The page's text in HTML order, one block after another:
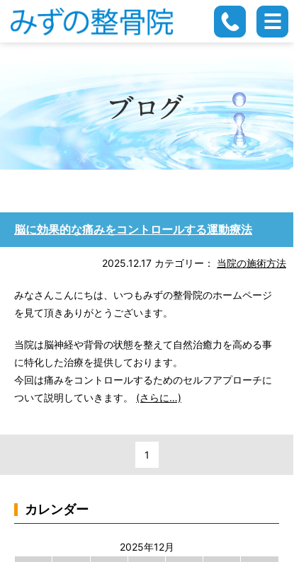
脳に効果的な痛みをコントロールする運動療法
2025.12.17 カテゴリー： 当院の施術方法
みなさんこんにちは、いつもみずの整骨院のホームページ
を見て頂きありがとうございます。
当院は脳神経や背骨の状態を整えて自然治癒力を高める事
に特化した治療を提供しております。
今回は痛みをコントロールするためのセルフアプローチに
ついて説明していきます。 (さらに…)
1
カレンダー
2025年12月